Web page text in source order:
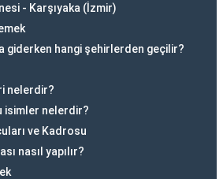
- Karşıyaka (İzmir)
giderken hangi şehirlerden geçilir?
nelerdir?
isimler nelerdir?
ve Kadrosu
nasıl yapılır?